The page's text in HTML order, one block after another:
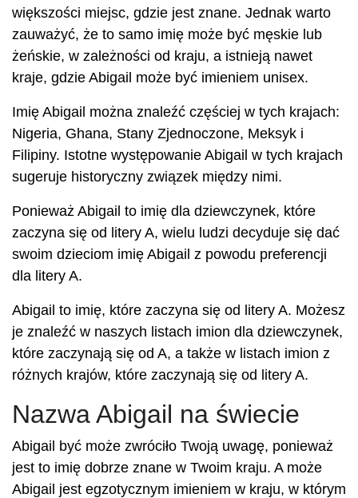
większości miejsc, gdzie jest znane. Jednak warto
zauważyć, że to samo imię może być męskie lub
żeńskie, w zależności od kraju, a istnieją nawet
kraje, gdzie Abigail może być imieniem unisex.
Imię Abigail można znaleźć częściej w tych krajach:
Nigeria, Ghana, Stany Zjednoczone, Meksyk i
Filipiny. Istotne występowanie Abigail w tych krajach
sugeruje historyczny związek między nimi.
Ponieważ Abigail to imię dla dziewczynek, które
zaczyna się od litery A, wielu ludzi decyduje się dać
swoim dzieciom imię Abigail z powodu preferencji
dla litery A.
Abigail to imię, które zaczyna się od litery A. Możesz
je znaleźć w naszych listach imion dla dziewczynek,
które zaczynają się od A, a także w listach imion z
różnych krajów, które zaczynają się od litery A.
Nazwa Abigail na świecie
Abigail być może zwróciło Twoją uwagę, ponieważ
jest to imię dobrze znane w Twoim kraju. A może
Abigail jest egzotycznym imieniem w kraju, w którym